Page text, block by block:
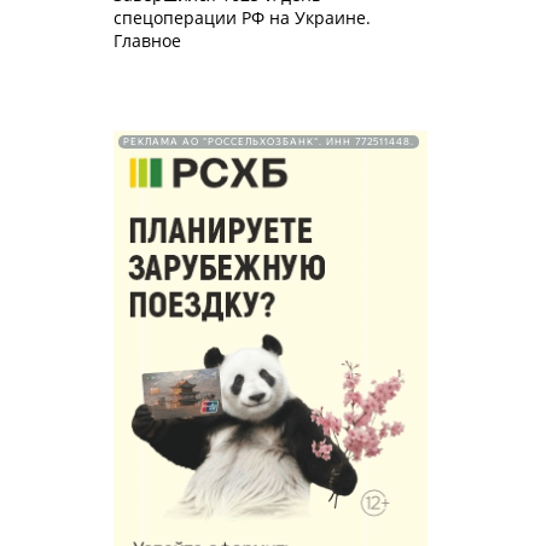
спецоперации РФ на Украине.
Главное
РЕКЛАМА АО "РОССЕЛЬХОЗБАНК". ИНН 772511448.